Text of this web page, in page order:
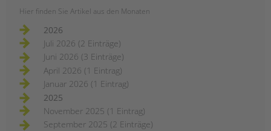
Hier finden Sie Artikel aus den Monaten
2026
Juli 2026 (2 Einträge)
Juni 2026 (3 Einträge)
April 2026 (1 Eintrag)
Januar 2026 (1 Eintrag)
2025
November 2025 (1 Eintrag)
September 2025 (2 Einträge)